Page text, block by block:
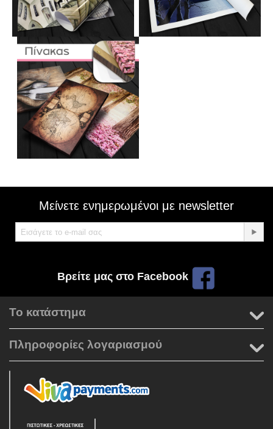
Μείνετε ενημερωμένοι με newsletter
Βρείτε μας στο Facebook
Το κατάστημα
Πληροφορίες λογαριασμού